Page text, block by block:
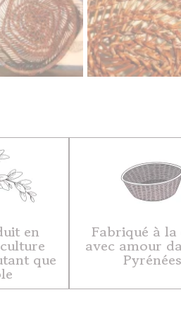
en
que
Fabriqué à
avec amour
Pyrénées